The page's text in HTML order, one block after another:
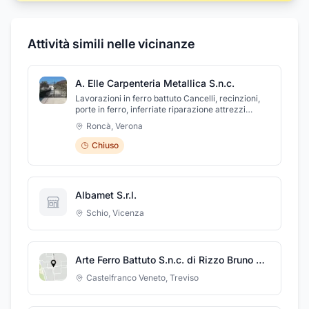
Attività simili nelle vicinanze
A. Elle Carpenteria Metallica S.n.c.
Lavorazioni in ferro battuto Cancelli, recinzioni,
porte in ferro, inferriate riparazione attrezzi
agricoli, saldature per cantieri edili, pensiline
tettoie.
Roncà, Verona
Chiuso
Albamet S.r.l.
Schio, Vicenza
Arte Ferro Battuto S.n.c. di Rizzo Bruno e Gianni
Castelfranco Veneto, Treviso